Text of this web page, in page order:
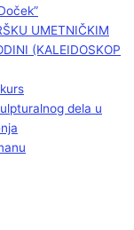
UMETNIČKIM
(KALEIDOSKOP
dela u